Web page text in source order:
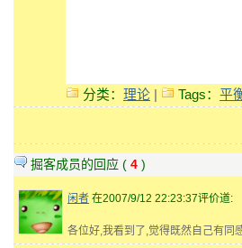
分类： 理论 Tags： 平
掘客成员的回应 ( 4 )
闲者 在2007/9/12 22:23:37评价道:
各位好,我看到了,觉得既然自己有同